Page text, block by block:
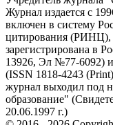
Журнал издается с
включен в систему
цитирования (РИНЦ),
зарегистрирована в
13926, Эл №77-6092)
(ISSN 1818-4243
журнал выходил под
образование"
20.06.1997 г.)